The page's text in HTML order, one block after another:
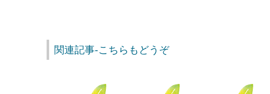
関連記事-こちらもどうぞ